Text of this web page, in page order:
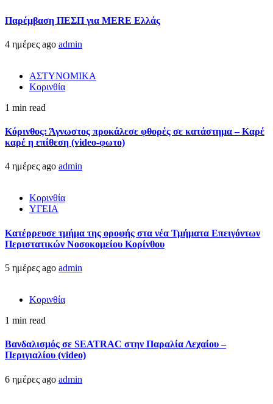
Παρέμβαση ΠΕΣΠ για MERE Ελλάς
4 ημέρες ago admin
ΑΣΤΥΝΟΜΙΚΑ
Κορινθία
1 min read
Κόρινθος: Άγνωστος προκάλεσε φθορές σε κατάστημα – Καρέ
καρέ η επίθεση (video-φωτο)
4 ημέρες ago admin
Κορινθία
ΥΓΕΙΑ
Kατέρρευσε τμήμα της οροφής στα νέα Τμήματα Επειγόντων
Περιστατικών Νοσοκομείου Κορίνθου
5 ημέρες ago admin
Κορινθία
1 min read
Βανδαλισμός σε SEATRAC στην Παραλία Λεχαίου –
Περιγιαλίου (video)
6 ημέρες ago admin